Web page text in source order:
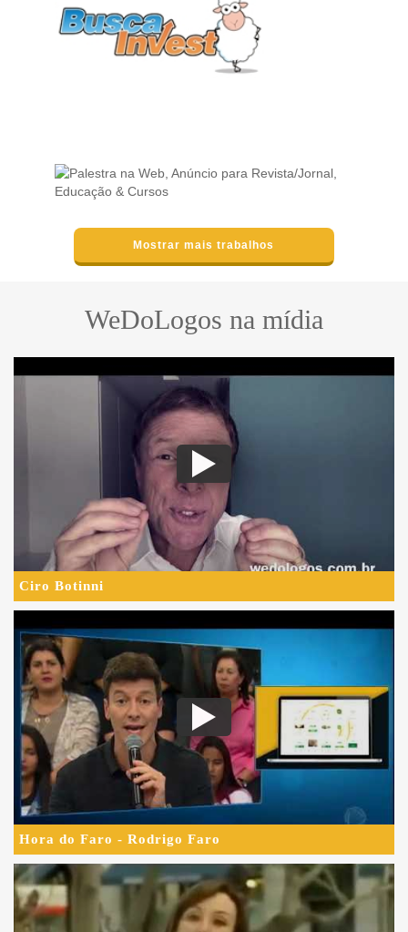
Mostrar mais trabalhos
WeDoLogos na mídia
Ciro Botinni
Hora do Faro - Rodrigo Faro